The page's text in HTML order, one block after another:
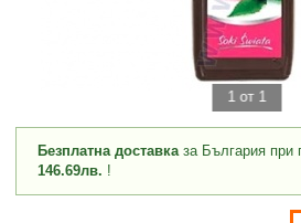
1 от 1
Безплатна доставказа България при
146.69лв. !